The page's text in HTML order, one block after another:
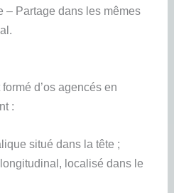
– Partage dans les mêmes
d’os agencés en
:
situé dans la tête ;
localisé dans le